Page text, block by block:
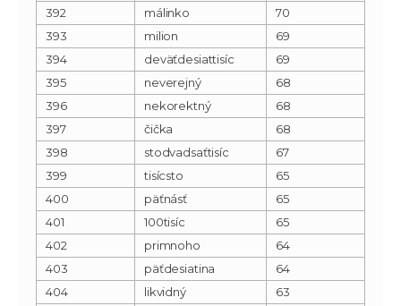
392
málinko
70
393
milion
69
394
deväťdesiattisíc
69
395
neverejný
68
396
nekorektný
68
397
čička
68
398
stodvadsaťtisíc
67
399
tisícsto
65
400
päťnásť
65
401
100tisíc
65
402
primnoho
64
403
päťdesiatina
64
404
likvidný
63